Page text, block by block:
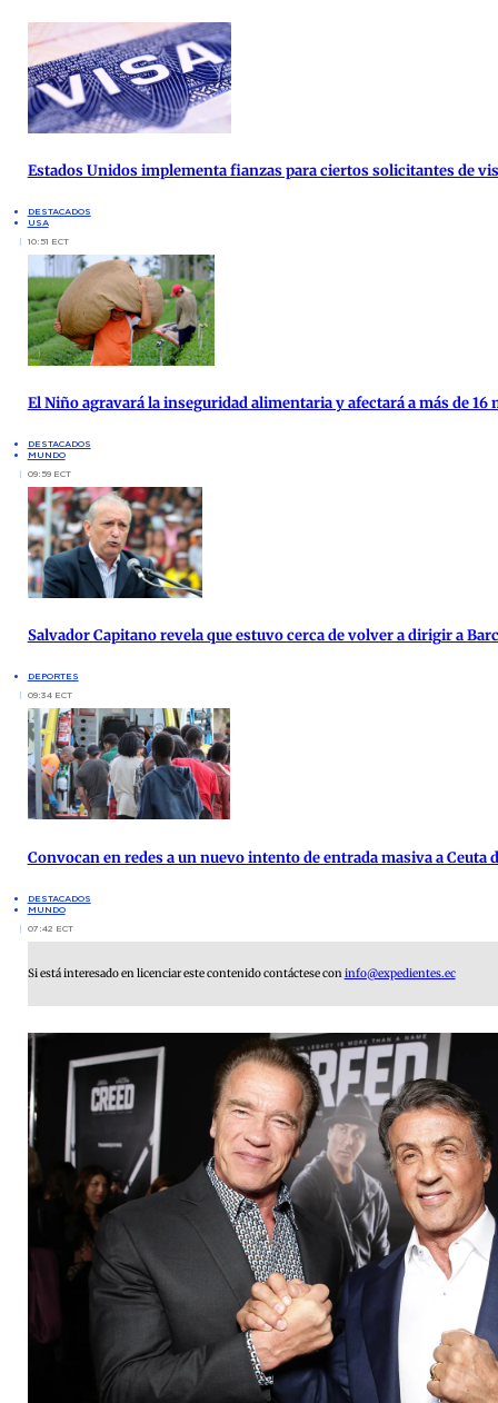
Estados Unidos implementa fianzas para ciertos solicitantes de
DESTACADOS
USA
10:51 ECT
El Niño agravará la inseguridad alimentaria y afectará a más de
DESTACADOS
MUNDO
09:59 ECT
Salvador Capitano revela que estuvo cerca de volver a dirigir a
DEPORTES
09:34 ECT
Convocan en redes a un nuevo intento de entrada masiva a Ceuta
DESTACADOS
MUNDO
07:42 ECT
Si está interesado en licenciar este contenido contáctese coninfo@expedientes.ec